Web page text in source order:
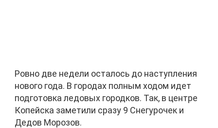
Ровно две недели осталось до наступления
нового года. В городах полным ходом идет
подготовка ледовых городков. Так, в центре
Копейска заметили сразу 9 Снегурочек и
Дедов Морозов.